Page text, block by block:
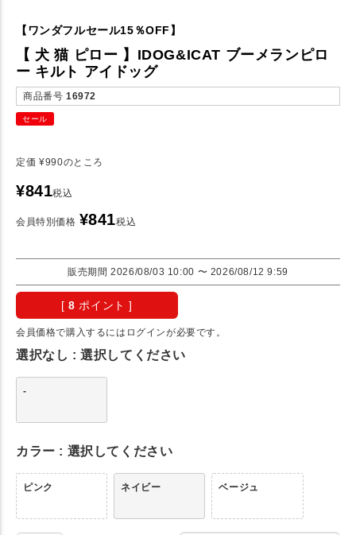
【ワンダフルセール15％OFF】
【 犬 猫 ピロー 】IDOG&ICAT ブーメランピロ
ー キルト アイドッグ
商品番号 16972
セール
定価 ¥990のところ
¥841税込
会員特別価格 ¥841税込
販売期間 2026/08/03 10:00 〜 2026/08/12 9:59
[ 8 ポイント ]
会員価格で購入するにはログインが必要です。
選択なし 選択してください
-
カラー 選択してください
ピンク ネイビー ベージュ